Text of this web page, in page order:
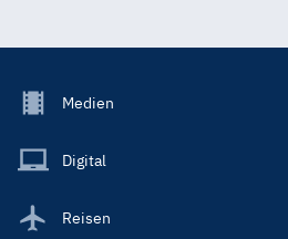
Footer
Main
Medien
Digital
Reisen